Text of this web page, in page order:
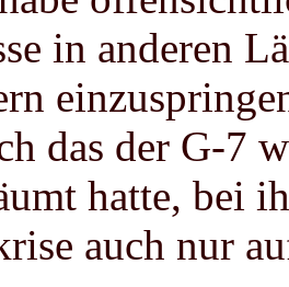
in anderen
das der G-7
hatte, bei
auch nur